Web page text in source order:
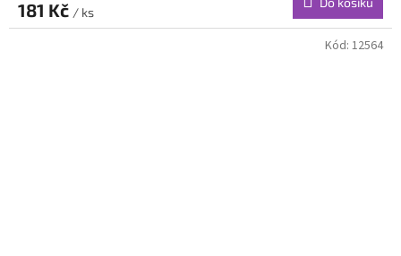
181 Kč / ks
Kód: 12564